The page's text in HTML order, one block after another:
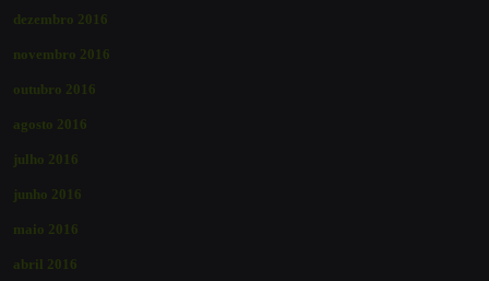
dezembro 2016
novembro 2016
outubro 2016
agosto 2016
julho 2016
junho 2016
maio 2016
abril 2016